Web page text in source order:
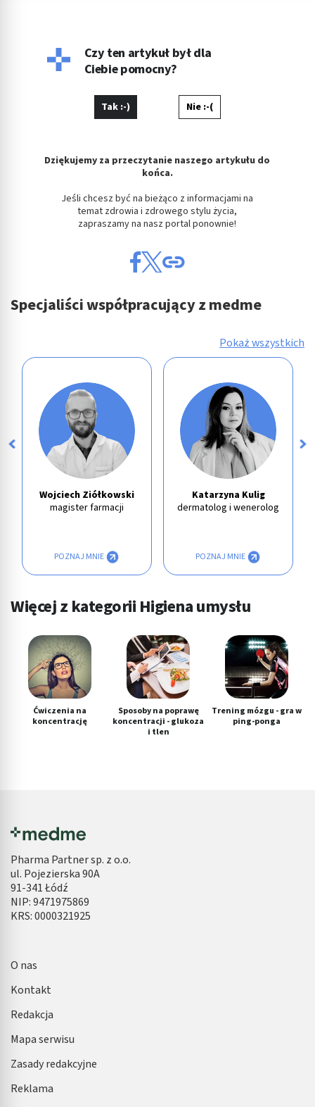
Czy ten artykuł był dla
Ciebie pomocny?
Tak :-) Nie :-(
Dziękujemy za przeczytanie naszego artykułu do
końca.
Jeśli chcesz być na bieżąco z informacjami na
temat zdrowia i zdrowego stylu życia,
zapraszamy na nasz portal ponownie!
Specjaliści współpracujący z medme
Pokaż wszystkich
Wojciech Ziółkowski
magister farmacji
POZNAJ MNIE
Katarzyna Kulig
dermatolog i wenerolog
POZNAJ MNIE
Więcej z kategorii Higiena umysłu
Ćwiczenia na
koncentrację
Sposoby na poprawę
koncentracji - glukoza
i tlen
Trening mózgu - gra w
ping-ponga
Pharma Partner sp. z o.o.
ul. Pojezierska 90A
91-341 Łódź
NIP: 9471975869
KRS: 0000321925
O nas
Kontakt
Redakcja
Mapa serwisu
Zasady redakcyjne
Reklama
wyboru treści
Użycie dokładnych danych geolokalizacyjnych
Cele przetwarzania inne niż IAB:
Wydajność (Performance)